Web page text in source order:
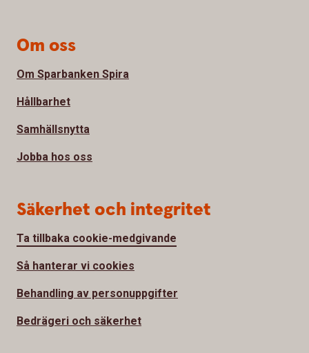
Om oss
Om Sparbanken Spira
Hållbarhet
Samhällsnytta
Jobba hos oss
Säkerhet och integritet
Ta tillbaka cookie-medgivande
Så hanterar vi cookies
Behandling av personuppgifter
Bedrägeri och säkerhet